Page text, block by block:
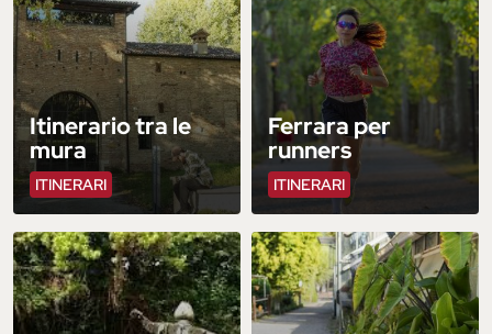
ITINERARI
Itinerario tra le
mura
ITINERARI
Ferrara per
runners